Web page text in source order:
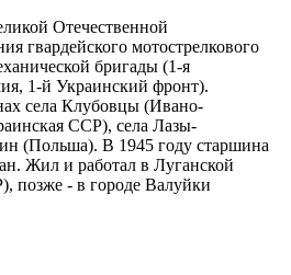
Отечественной
гвардейского мотострелкового
бригады (1-я
1-й Украинский фронт).
села Клубовцы (Ивано-
ССР), села Лазы-
(Польша). В 1945 году старшина
Жил и работал в Луганской
позже - в городе Валуйки